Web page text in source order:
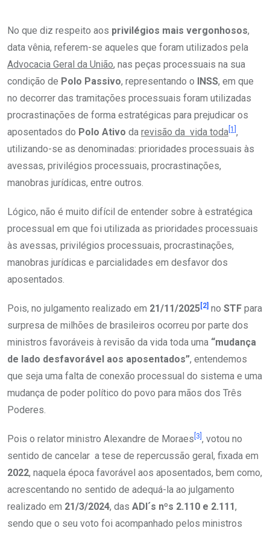
No que diz respeito aos privilégios mais vergonhosos,
data vênia, referem-se aqueles que foram utilizados pela
Advocacia Geral da União, nas peças processuais na sua
condição de Polo Passivo, representando o INSS, em que
no decorrer das tramitações processuais foram utilizadas
procrastinações de forma estratégicas para prejudicar os
aposentados do Polo Ativo da revisão da vida toda [1] ,
utilizando-se as denominadas: prioridades processuais às
avessas, privilégios processuais, procrastinações,
manobras jurídicas, entre outros.
Lógico, não é muito difícil de entender sobre à estratégica
processual em que foi utilizada as prioridades processuais
às avessas, privilégios processuais, procrastinações,
manobras jurídicas e parcialidades em desfavor dos
aposentados.
Pois, no julgamento realizado em 21/11/2025 [2] no STF para
surpresa de milhões de brasileiros ocorreu por parte dos
ministros favoráveis à revisão da vida toda uma “mudança
de lado desfavorável aos aposentados”, entendemos
que seja uma falta de conexão processual do sistema e uma
mudança de poder político do povo para mãos dos Três
Poderes.
Pois o relator ministro Alexandre de Moraes [3] , votou no
sentido de cancelar a tese de repercussão geral, fixada em
2022, naquela época favorável aos aposentados, bem como,
acrescentando no sentido de adequá-la ao julgamento
realizado em 21/3/2024, das ADI´s nºs 2.110 e 2.111,
sendo que o seu voto foi acompanhado pelos ministros